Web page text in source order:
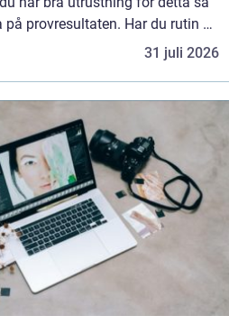
provresultaten. Har du rutin på
kolonner? Kolonner är små rör
31 juli 2026